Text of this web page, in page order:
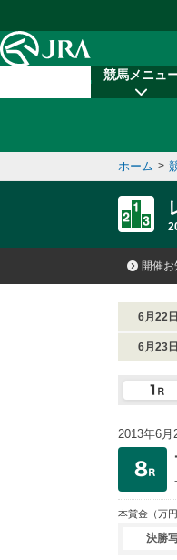
競馬メニュ
ホーム >
開催お
6月22日
6月23日
2013年6月
本賞金 （万円
決勝